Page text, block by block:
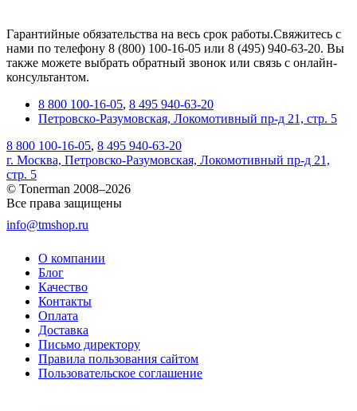
Гарантийные обязательства на весь срок работы.Свяжитесь с
нами по телефону 8 (800) 100-16-05 или 8 (495) 940-63-20. Вы
также можете выбрать обратный звонок или связь с онлайн-
консультантом.
8 800 100-16-05, 8 495 940-63-20
Петровско-Разумовская, Локомотивный пр-д 21, стр. 5
8 800 100-16-05, 8 495 940-63-20
г. Москва, Петровско-Разумовская, Локомотивный пр-д 21,
стр. 5
© Tonerman 2008–2026
Все права защищены
info@tmshop.ru
О компании
Блог
Качество
Контакты
Оплата
Доставка
Письмо директору
Правила пользования сайтом
Пользовательское соглашение